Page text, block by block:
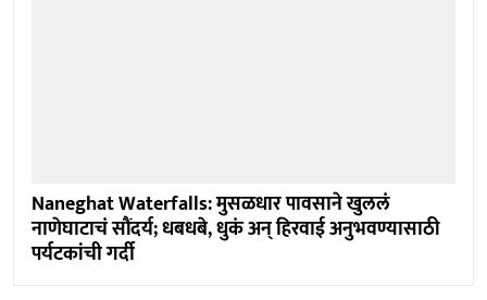
Naneghat Waterfalls: मुसळधार पावसाने खुललं
नाणेघाटाचं सौंदर्य; धबधबे, धुकं अन् हिरवाई अनुभवण्यासाठी
पर्यटकांची गर्दी